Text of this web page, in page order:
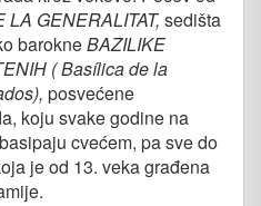
LA GENERALITAT, sedišta
barokneBAZILIKE
( Basílica de la
posvećene
koju svake godine na
cvećem, pa sve do
je od 13. veka građena